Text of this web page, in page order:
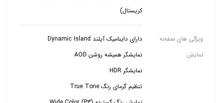
کریستال)
ویژگی های صفحه
نمایش
دارای داینامیک آیلند Dynamic Island
نمایشگر همیشه روشن AOD
نمایشگر HDR